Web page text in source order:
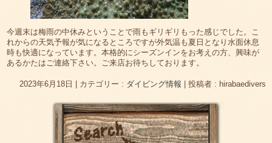
今週末は梅雨の中休みということで雨もギリギリもった感じでした。こ
れからの天気予報が気になるところですが外気温も夏日となり水面休息
時も快適になっています。本格的にシーズンインをお考えの方、興味が
あるかたはご連絡下さい。ご来店お待ちしております。
2023年6月18日 カテゴリー : ダイビング情報 投稿者 : hirabaedivers